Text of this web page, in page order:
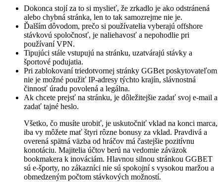
Dokonca stojí za to si myslieť, že zrkadlo je ako odstránená
alebo chybná stránka, len to tak samozrejme nie je.
Ďalším dôvodom, prečo si používatelia vyberajú offshore
stávkovú spoločnosť, je naliehavosť a nepohodlie pri
používaní VPN.
Tipujúci stále vstupujú na stránku, uzatvárajú stávky a
športové podujatia.
Pri zablokovaní triedotvornej stránky GGBet poskytovateľom
nie je možné použiť IP-adresy týchto krajín, slávnostná
činnosť úradu povolená a legálna.
Ak chcete prejsť na stránku, je dôležitejšie zadať svoj e-mail a
zadať tajné heslo.
Všetko, čo musíte urobiť, je uskutočniť vklad na konci marca,
iba vy môžete mať štyri rôzne bonusy za vklad. Pravdivá a
overená spätná väzba od hráčov má častejšie pozitívnu
konotáciu. Majitelia účtov berú na vedomie záväzok
bookmakera k inováciám. Hlavnou silnou stránkou GGBET
sú e-športy, no zákazníci nie sú spokojní s vysokou maržou a
obmedzeným počtom stávkových možností.